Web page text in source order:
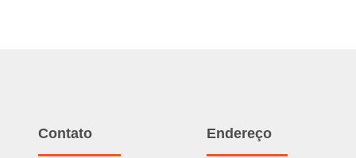
Endereço
Contato